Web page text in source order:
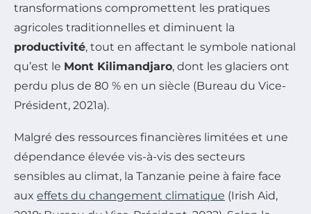
transformations compromettent les pratiques
agricoles traditionnelles et diminuent la
productivité, tout en affectant le symbole national
qu’est le Mont Kilimandjaro, dont les glaciers ont
perdu plus de 80 % en un siècle (Bureau du Vice-
Président, 2021a).
Malgré des ressources financières limitées et une
dépendance élevée vis-à-vis des secteurs
sensibles au climat, la Tanzanie peine à faire face
aux effets du changement climatique (Irish Aid,